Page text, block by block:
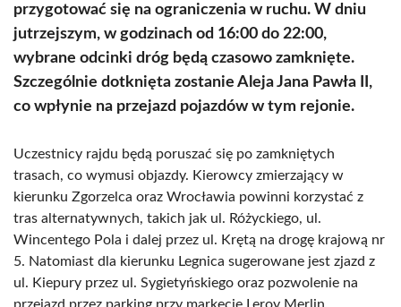
przygotować się na ograniczenia w ruchu. W dniu
jutrzejszym, w godzinach od 16:00 do 22:00,
wybrane odcinki dróg będą czasowo zamknięte.
Szczególnie dotknięta zostanie Aleja Jana Pawła II,
co wpłynie na przejazd pojazdów w tym rejonie.
Uczestnicy rajdu będą poruszać się po zamkniętych
trasach, co wymusi objazdy. Kierowcy zmierzający w
kierunku Zgorzelca oraz Wrocławia powinni korzystać z
tras alternatywnych, takich jak ul. Różyckiego, ul.
Wincentego Pola i dalej przez ul. Krętą na drogę krajową nr
5. Natomiast dla kierunku Legnica sugerowane jest zjazd z
ul. Kiepury przez ul. Sygietyńskiego oraz pozwolenie na